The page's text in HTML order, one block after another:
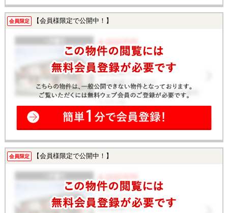
会員限定 【会員様限定で公開中！】
会員限定 【会員様限定で公開中！】